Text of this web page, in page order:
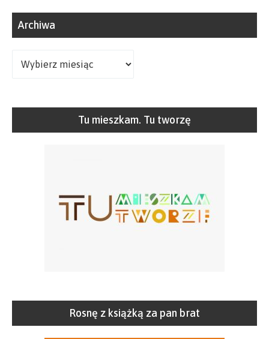
Archiwa
Tu mieszkam. Tu tworzę
Rosnę z książką za pan brat